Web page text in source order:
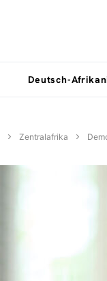
Deutsch-
Zentralafrika